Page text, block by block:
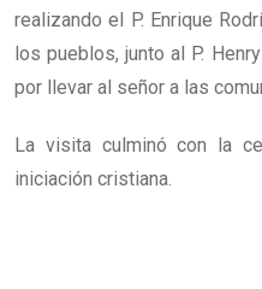
realizando el P. Enrique
los pueblos, junto al P.
por llevar al señor a las
La visita culminó con la
iniciación cristiana.